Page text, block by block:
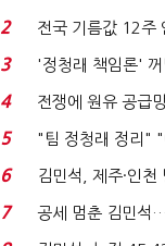
청래 "반명 공세 사
2
전국 기름값 12주
발윳값 1909원...
3
'정청래 책임론'
는 추가투표 때리
4
전쟁에 원유 공급
에너지안보 핵심...
5
"팀 정청래 정리"
주 최고위원 계파
6
김민석, 제주·인천
위'(1보)...
7
공세 멈춘 김민석
가 수습"